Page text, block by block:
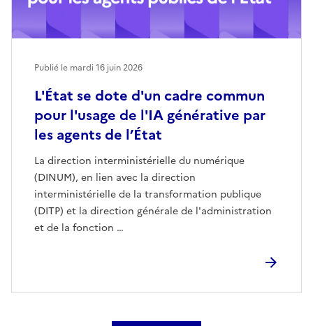
L'État se dote d'un cadre commun
pour l'usage de l'IA générative par
les agents de l’État
La direction interministérielle du numérique
(DINUM), en lien avec la direction
interministérielle de la transformation publique
(DITP) et la direction générale de l'administration
et de la fonction …
Publié le mardi 16 juin 2026